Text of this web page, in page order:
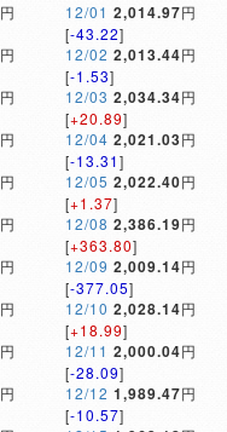
円
円
円
円
円
円
円
円
円
円
12/01 2,014.97円
[-43.22]
12/02 2,013.44円
[-1.53]
12/03 2,034.34円
[+20.89]
12/04 2,021.03円
[-13.31]
12/05 2,022.40円
[+1.37]
12/08 2,386.19円
[+363.80]
12/09 2,009.14円
[-377.05]
12/10 2,028.14円
[+18.99]
12/11 2,000.04円
[-28.09]
12/12 1,989.47円
[-10.57]